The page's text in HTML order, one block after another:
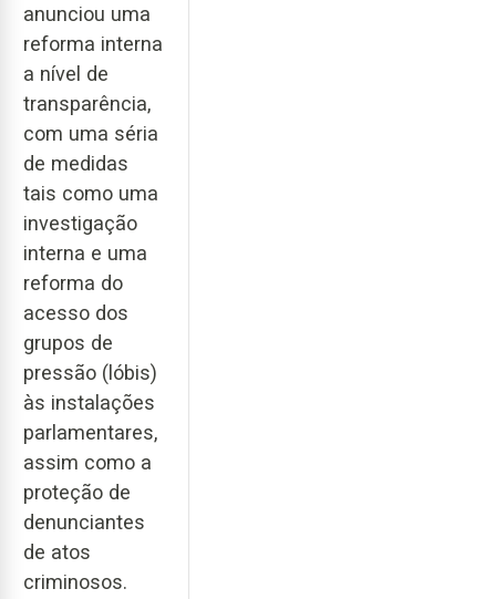
anunciou uma
reforma interna
a nível de
transparência,
com uma séria
de medidas
tais como uma
investigação
interna e uma
reforma do
acesso dos
grupos de
pressão (lóbis)
às instalações
parlamentares,
assim como a
proteção de
denunciantes
de atos
criminosos.